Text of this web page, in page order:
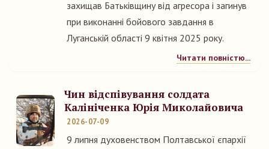
захищав Батьківщину від агресора і загинув
при виконанні бойового завдання в
Луганській області 9 квітня 2025 року.
Читати повністю...
Чин відспівування солдата
Калініченка Юрія Миколайовича
2026-07-09
9 липня духовенством Полтавської єпархії